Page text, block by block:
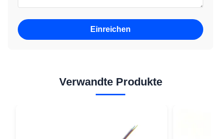
Einreichen
Verwandte Produkte